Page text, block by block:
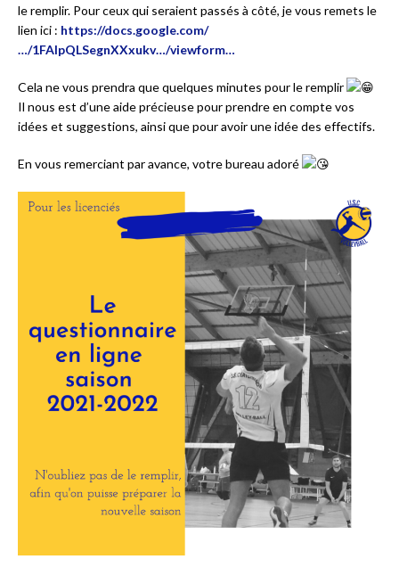
le remplir. Pour ceux qui seraient passés à côté, je vous remets le
lien ici : https://docs.google.com/
…/1FAIpQLSegnXXxukv…/viewform…
Cela ne vous prendra que quelques minutes pour le remplir
Il nous est d’une aide précieuse pour prendre en compte vos
idées et suggestions, ainsi que pour avoir une idée des effectifs.
En vous remerciant par avance, votre bureau adoré